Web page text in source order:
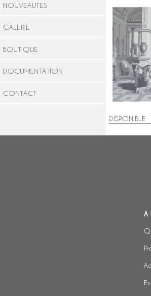
NOUVEAUTES
GALERIE
BOUTIQUE
DOCUMENTATION
CONTACT
Psyché au
réédition
1815
DISPONIBLE
A